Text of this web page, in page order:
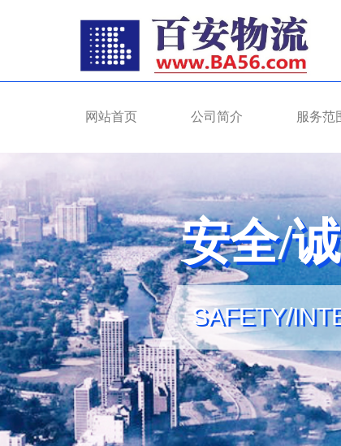
安全/
安全/
SAFETY/
SAFETY/
网站首页 公司简介 服务范